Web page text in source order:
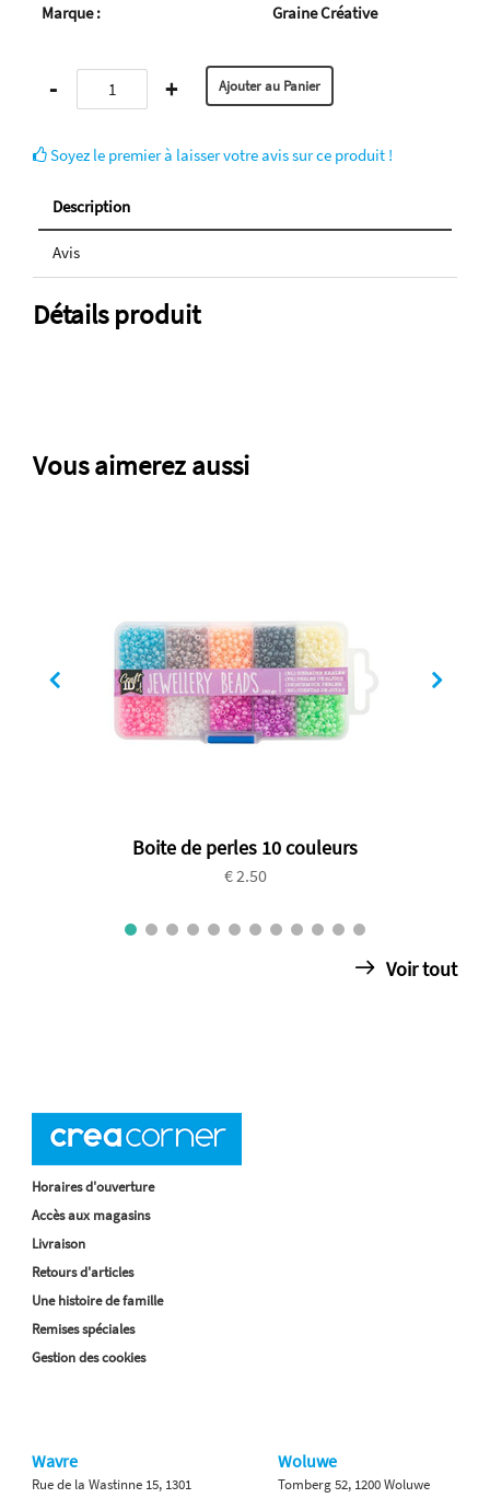
Marque :
Graine Créative
- +
Soyez le premier à laisser votre avis sur ce produit !
Description
Avis
Détails produit
Vous aimerez aussi
Boite de perles 10 couleurs
€ 2.50
Voir tout
Horaires d'ouverture
Accès aux magasins
Livraison
Retours d'articles
Une histoire de famille
Remises spéciales
Gestion des cookies
Wavre
Rue de la Wastinne 15, 1301
Woluwe
Tomberg 52, 1200 Woluwe